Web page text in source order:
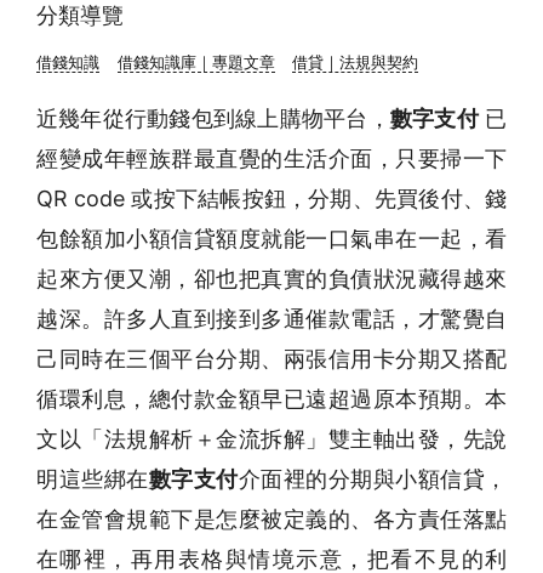
分類導覽
借錢知識 借錢知識庫｜專題文章 借貸｜法規與契約
近幾年從行動錢包到線上購物平台， 數字支付已
經變成年輕族群最直覺的生活介面，只要掃一下
QR code 或按下結帳按鈕，分期、先買後付、錢
包餘額加小額信貸額度就能一口氣串在一起，看
起來方便又潮，卻也把真實的負債狀況藏得越來
越深。許多人直到接到多通催款電話，才驚覺自
己同時在三個平台分期、兩張信用卡分期又搭配
循環利息，總付款金額早已遠超過原本預期。本
文以「法規解析＋金流拆解」雙主軸出發，先說
明這些綁在數字支付介面裡的分期與小額信貸，
在金管會規範下是怎麼被定義的、各方責任落點
在哪裡，再用表格與情境示意，把看不見的利